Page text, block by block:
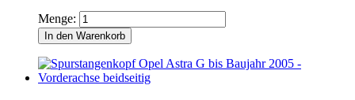
Menge:
In den Warenkorb